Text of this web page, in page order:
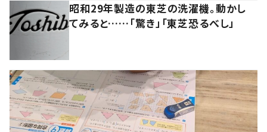
昭和29年製造の東芝の洗濯機。動かし
てみると……「驚き」「東芝恐るべし」